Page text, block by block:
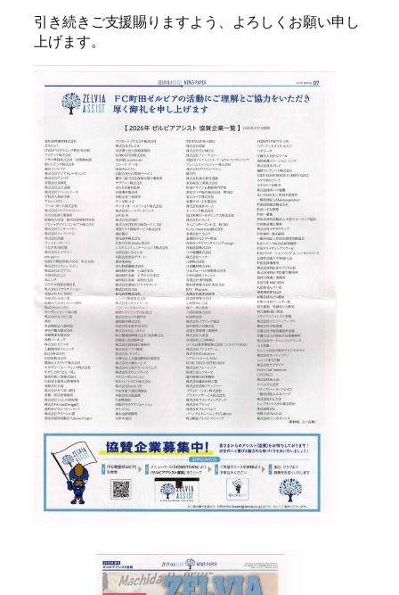
引き続きご支援賜りますよう、よろしくお願い申し
上げます。